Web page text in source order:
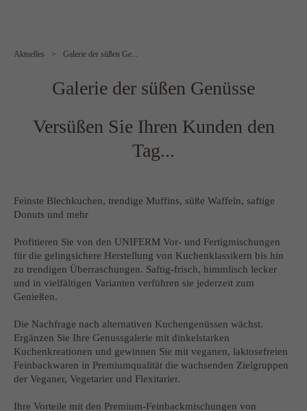
Aktuelles > Galerie der süßen Ge...
Galerie der süßen Genüsse
Versüßen Sie Ihren Kunden den
Tag...
Feinste Blechkuchen, trendige Muffins, süße Waffeln, saftige
Donuts und mehr
Profitieren Sie von den UNIFERM Vor- und Fertigmischungen
für die gelingsichere Herstellung von Kuchenklassikern bis hin
zu trendigen Überraschungen. Saftig-frisch, himmlisch lecker
und in vielfältigen Varianten verführen sie jederzeit zum
Genießen.
Die Nachfrage nach alternativen Kuchengenüssen wächst.
Ergänzen Sie Ihre Genussgalerie mit dinkelstarken
Kuchenkreationen und gewinnen Sie mit veganen, laktosefreien
Feinbackwaren in Premiumqualität die wachsenden Zielgruppen
der Veganer, Vegetarier und Flexitarier.
Ihre Vorteile mit den Premium-Feinbackmischungen von